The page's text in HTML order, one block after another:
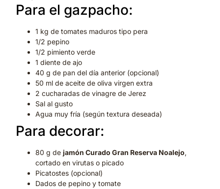
Para el gazpacho:
1 kg de tomates maduros tipo pera
1/2 pepino
1/2 pimiento verde
1 diente de ajo
40 g de pan del día anterior (opcional)
50 ml de aceite de oliva virgen extra
2 cucharadas de vinagre de Jerez
Sal al gusto
Agua muy fría (según textura deseada)
Para decorar:
80 g dejamón Curado Gran Reserva Noalejo,
cortado en virutas o picado
Picatostes (opcional)
Dados de pepino y tomate